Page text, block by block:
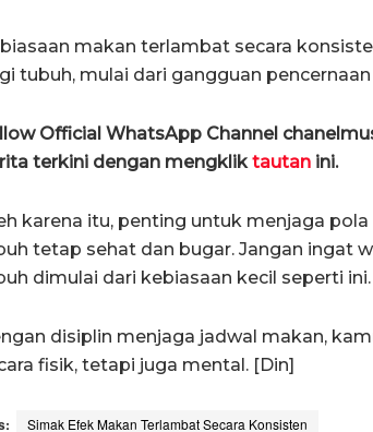
makan terlambat secara
tubuh, mulai dari gangguan
Official WhatsApp Channel
terkini dengan mengkliktautan ini.
karena itu, penting untuk menjaga
tetap sehat dan bugar. Jangan ingat
dimulai dari kebiasaan kecil seperti ini.
disiplin menjaga jadwal makan,
fisik, tetapi juga mental. [Din]
Simak Efek Makan Terlambat Secara Konsisten